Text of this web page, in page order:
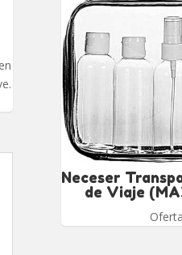
Neceser
de Viaje